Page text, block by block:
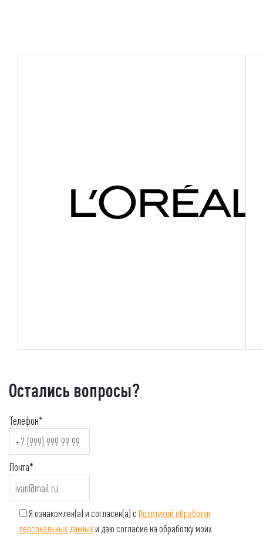
Остались вопросы?
Телефон*
Почта*
Я ознакомлен(а) и согласен(а) сПолитикой обработки
персональных данныхи даю согласие на обработку моих